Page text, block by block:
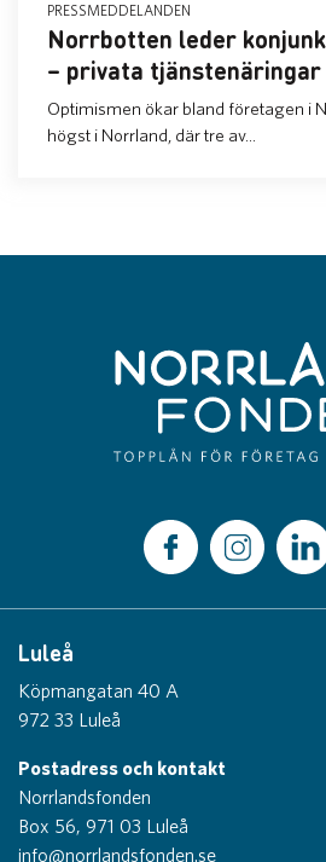
PRESSMEDDELANDEN
Norrbotten leder
– privata
Optimismen ökar bland företagen i
högst i Norrland, där tre av...
Luleå
Köpmangatan 40 A
972 33 Luleå
Postadress och kontakt
Norrlandsfonden
Box 56, 971 03 Luleå
info@norrlandsfonden.se